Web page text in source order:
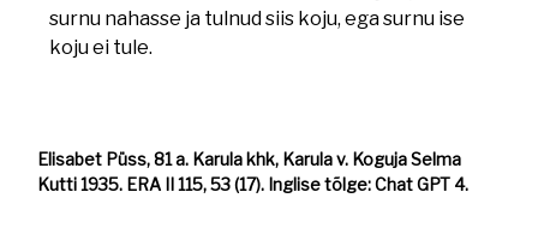
surnu nahasse ja tulnud siis koju, ega surnu ise
koju ei tule.
Elisabet Püss, 81 a. Karula khk, Karula v. Koguja Selma
Kutti 1935. ERA II 115, 53 (17). Inglise tõlge: Chat GPT 4.